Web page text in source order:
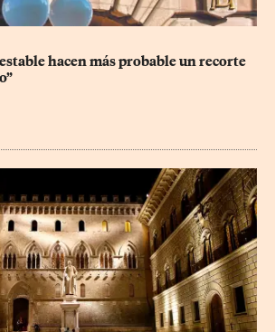
hacen más probable un recorte